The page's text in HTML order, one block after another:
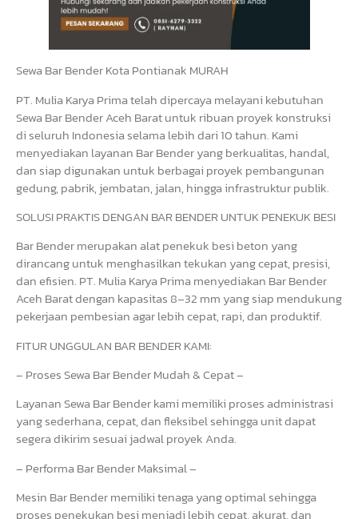
Sewa Bar Bender Kota Pontianak MURAH
PT. Mulia Karya Prima telah dipercaya melayani kebutuhan
Sewa Bar Bender Aceh Barat untuk ribuan proyek konstruksi
di seluruh Indonesia selama lebih dari 10 tahun. Kami
menyediakan layanan Bar Bender yang berkualitas, handal,
dan siap digunakan untuk berbagai proyek pembangunan
gedung, pabrik, jembatan, jalan, hingga infrastruktur publik.
SOLUSI PRAKTIS DENGAN BAR BENDER UNTUK PENEKUK BESI
Bar Bender merupakan alat penekuk besi beton yang
dirancang untuk menghasilkan tekukan yang cepat, presisi,
dan efisien. PT. Mulia Karya Prima menyediakan Bar Bender
Aceh Barat dengan kapasitas 8–32 mm yang siap mendukung
pekerjaan pembesian agar lebih cepat, rapi, dan produktif.
FITUR UNGGULAN BAR BENDER KAMI:
– Proses Sewa Bar Bender Mudah & Cepat –
Layanan Sewa Bar Bender kami memiliki proses administrasi
yang sederhana, cepat, dan fleksibel sehingga unit dapat
segera dikirim sesuai jadwal proyek Anda.
– Performa Bar Bender Maksimal –
Mesin Bar Bender memiliki tenaga yang optimal sehingga
proses penekukan besi menjadi lebih cepat, akurat, dan